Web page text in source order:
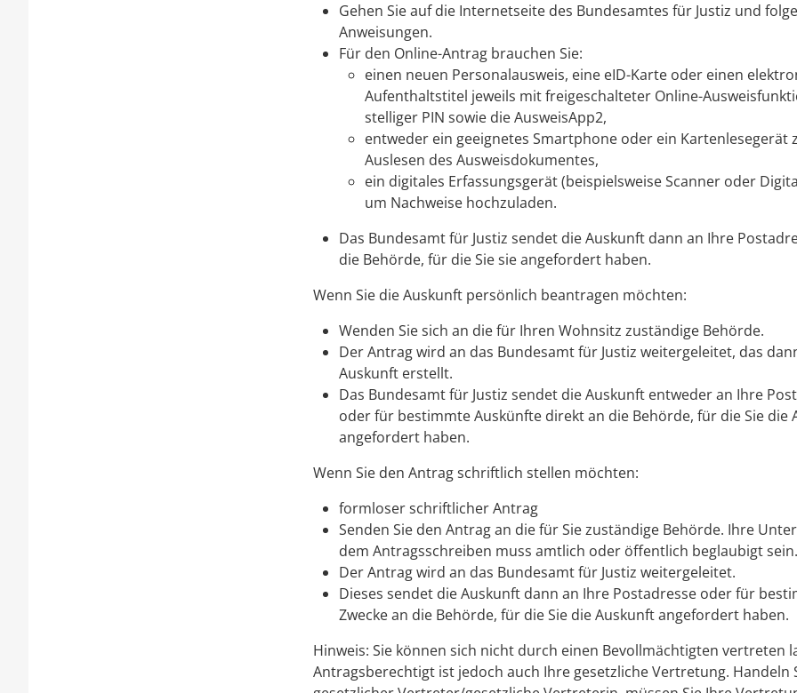
Gehen Sie auf die Internetseite des Bundesamtes für Justiz und
Anweisungen.
Für den Online-Antrag brauchen Sie:
einen neuen Personalausweis, eine eID-Karte oder einen
Aufenthaltstitel jeweils mit freigeschalteter Online-
stelliger PIN sowie die AusweisApp2,
entweder ein geeignetes Smartphone oder ein Kartenlesegerät
Auslesen des Ausweisdokumentes,
ein digitales Erfassungsgerät (beispielsweise Scanner oder
um Nachweise hochzuladen.
Das Bundesamt für Justiz sendet die Auskunft dann an Ihre
die Behörde, für die Sie sie angefordert haben.
Wenn Sie die Auskunft persönlich beantragen möchten:
Wenden Sie sich an die für Ihren Wohnsitz zuständige Behörde.
Der Antrag wird an das Bundesamt für Justiz weitergeleitet, das
Auskunft erstellt.
Das Bundesamt für Justiz sendet die Auskunft entweder an Ihre
oder für bestimmte Auskünfte direkt an die Behörde, für die Sie die
angefordert haben.
Wenn Sie den Antrag schriftlich stellen möchten:
formloser schriftlicher Antrag
Senden Sie den Antrag an die für Sie zuständige Behörde. Ihre
dem Antragsschreiben muss amtlich oder öffentlich beglaubigt sein.
Der Antrag wird an das Bundesamt für Justiz weitergeleitet.
Dieses sendet die Auskunft dann an Ihre Postadresse oder für
Zwecke an die Behörde, für die Sie die Auskunft angefordert haben.
Hinweis: Sie können sich nicht durch einen Bevollmächtigten vertreten
Antragsberechtigt ist jedoch auch Ihre gesetzliche Vertretung. Handeln